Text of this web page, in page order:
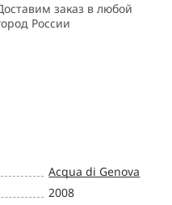
заказ в любой
России
Acqua di Genova
2008